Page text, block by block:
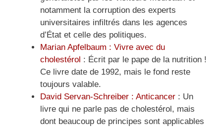
notamment la corruption des experts
universitaires infiltrés dans les agences
d’État et celle des politiques.
Marian Apfelbaum : Vivre avec du
cholestérol : Écrit par le pape de la nutrition !
Ce livre date de 1992, mais le fond reste
toujours valable.
David Servan-Schreiber : Anticancer : Un
livre qui ne parle pas de cholestérol, mais
dont beaucoup de principes sont applicables